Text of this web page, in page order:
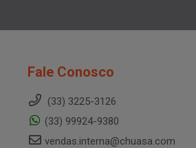
Fale Conosco
(33) 3225-3126
(33) 99924-9380
vendas.interna@chuasa.com